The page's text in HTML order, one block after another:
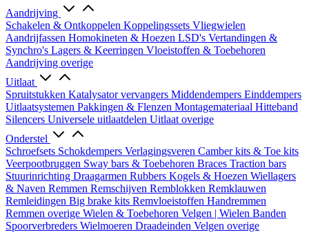
Aandrijving
Schakelen & Ontkoppelen Koppelingssets Vliegwielen
Aandrijfassen Homokineten & Hoezen LSD's Vertandingen &
Synchro's Lagers & Keerringen Vloeistoffen & Toebehoren
Aandrijving overige
Uitlaat
Spruitstukken Katalysator vervangers Middendempers Einddempers
Uitlaatsystemen Pakkingen & Flenzen Montagemateriaal Hitteband
Silencers Universele uitlaatdelen Uitlaat overige
Onderstel
Schroefsets Schokdempers Verlagingsveren Camber kits & Toe kits
Veerpootbruggen Sway bars & Toebehoren Braces Traction bars
Stuurinrichting Draagarmen Rubbers Kogels & Hoezen Wiellagers
& Naven Remmen Remschijven Remblokken Remklauwen
Remleidingen Big brake kits Remvloeistoffen Handremmen
Remmen overige Wielen & Toebehoren Velgen | Wielen Banden
Spoorverbreders Wielmoeren Draadeinden Velgen overige